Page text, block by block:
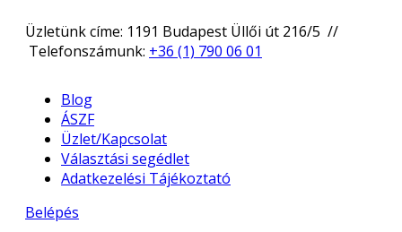
Üzletünk címe: 1191 Budapest Üllői út 216/5 //
Telefonszámunk: +36 (1) 790 06 01
Blog
ÁSZF
Üzlet/Kapcsolat
Választási segédlet
Adatkezelési Tájékoztató
Belépés